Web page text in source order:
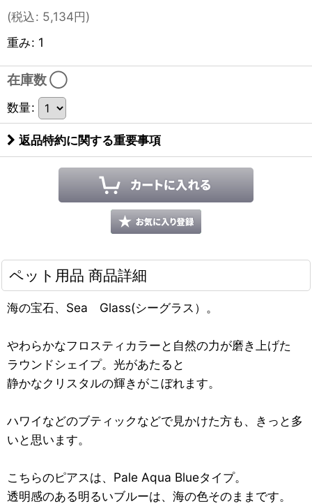
(税込: 5,134円)
重み: 1
在庫数 ◯
数量:
返品特約に関する重要事項
ペット用品 商品詳細
海の宝石、Sea Glass(シーグラス）。
やわらかなフロスティカラーと自然の力が磨き上げた
ラウンドシェイプ。光があたると
静かなクリスタルの輝きがこぼれます。
ハワイなどのブティックなどで見かけた方も、きっと多
いと思います。
こちらのピアスは、Pale Aqua Blueタイプ。
透明感のある明るいブルーは、海の色そのままです。